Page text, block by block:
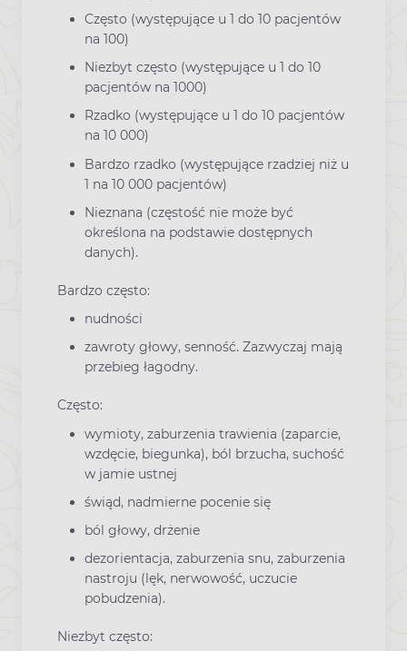
Często (występujące u 1 do 10 pacjentów
na 100)
Niezbyt często (występujące u 1 do 10
pacjentów na 1000)
Rzadko (występujące u 1 do 10 pacjentów
na 10 000)
Bardzo rzadko (występujące rzadziej niż u
1 na 10 000 pacjentów)
Nieznana (częstość nie może być
określona na podstawie dostępnych
danych).
Bardzo często:
nudności
zawroty głowy, senność. Zazwyczaj mają
przebieg łagodny.
Często:
wymioty, zaburzenia trawienia (zaparcie,
wzdęcie, biegunka), ból brzucha, suchość
w jamie ustnej
świąd, nadmierne pocenie się
ból głowy, drżenie
dezorientacja, zaburzenia snu, zaburzenia
nastroju (lęk, nerwowość, uczucie
pobudzenia).
Niezbyt często: